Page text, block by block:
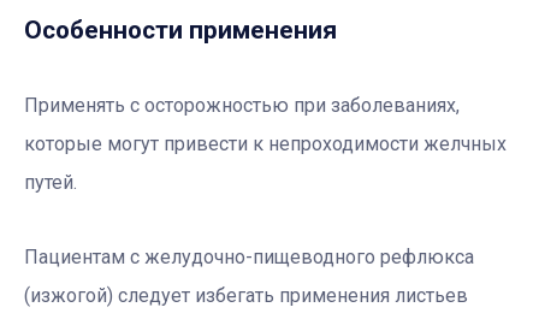
Особенности применения
Применять с осторожностью при заболеваниях,
которые могут привести к непроходимости желчных
путей.
Пациентам с желудочно-пищеводного рефлюкса
(изжогой) следует избегать применения листьев